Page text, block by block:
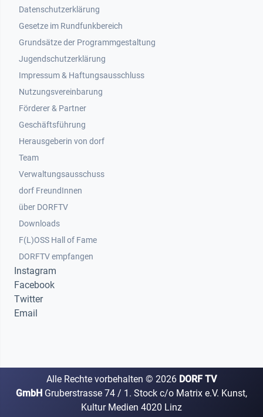
Datenschutzerklärung
Gesetze im Rundfunkbereich
Grundsätze der Programmgestaltung
Jugendschutzerklärung
Impressum & Haftungsausschluss
Nutzungsvereinbarung
Footer 2
Förderer & Partner
Geschäftsführung
Herausgeberin von dorf
Team
Verwaltungsausschuss
dorf FreundInnen
Footer 3
über DORFTV
Downloads
F(L)OSS Hall of Fame
Footer 4
DORFTV empfangen
Instagram
Facebook
Twitter
Email
Alle Rechte vorbehalten © 2026 DORF TV
GmbH Gruberstrasse 74 / 1. Stock c/o Matrix e.V. Kunst,
Kultur Medien 4020 Linz